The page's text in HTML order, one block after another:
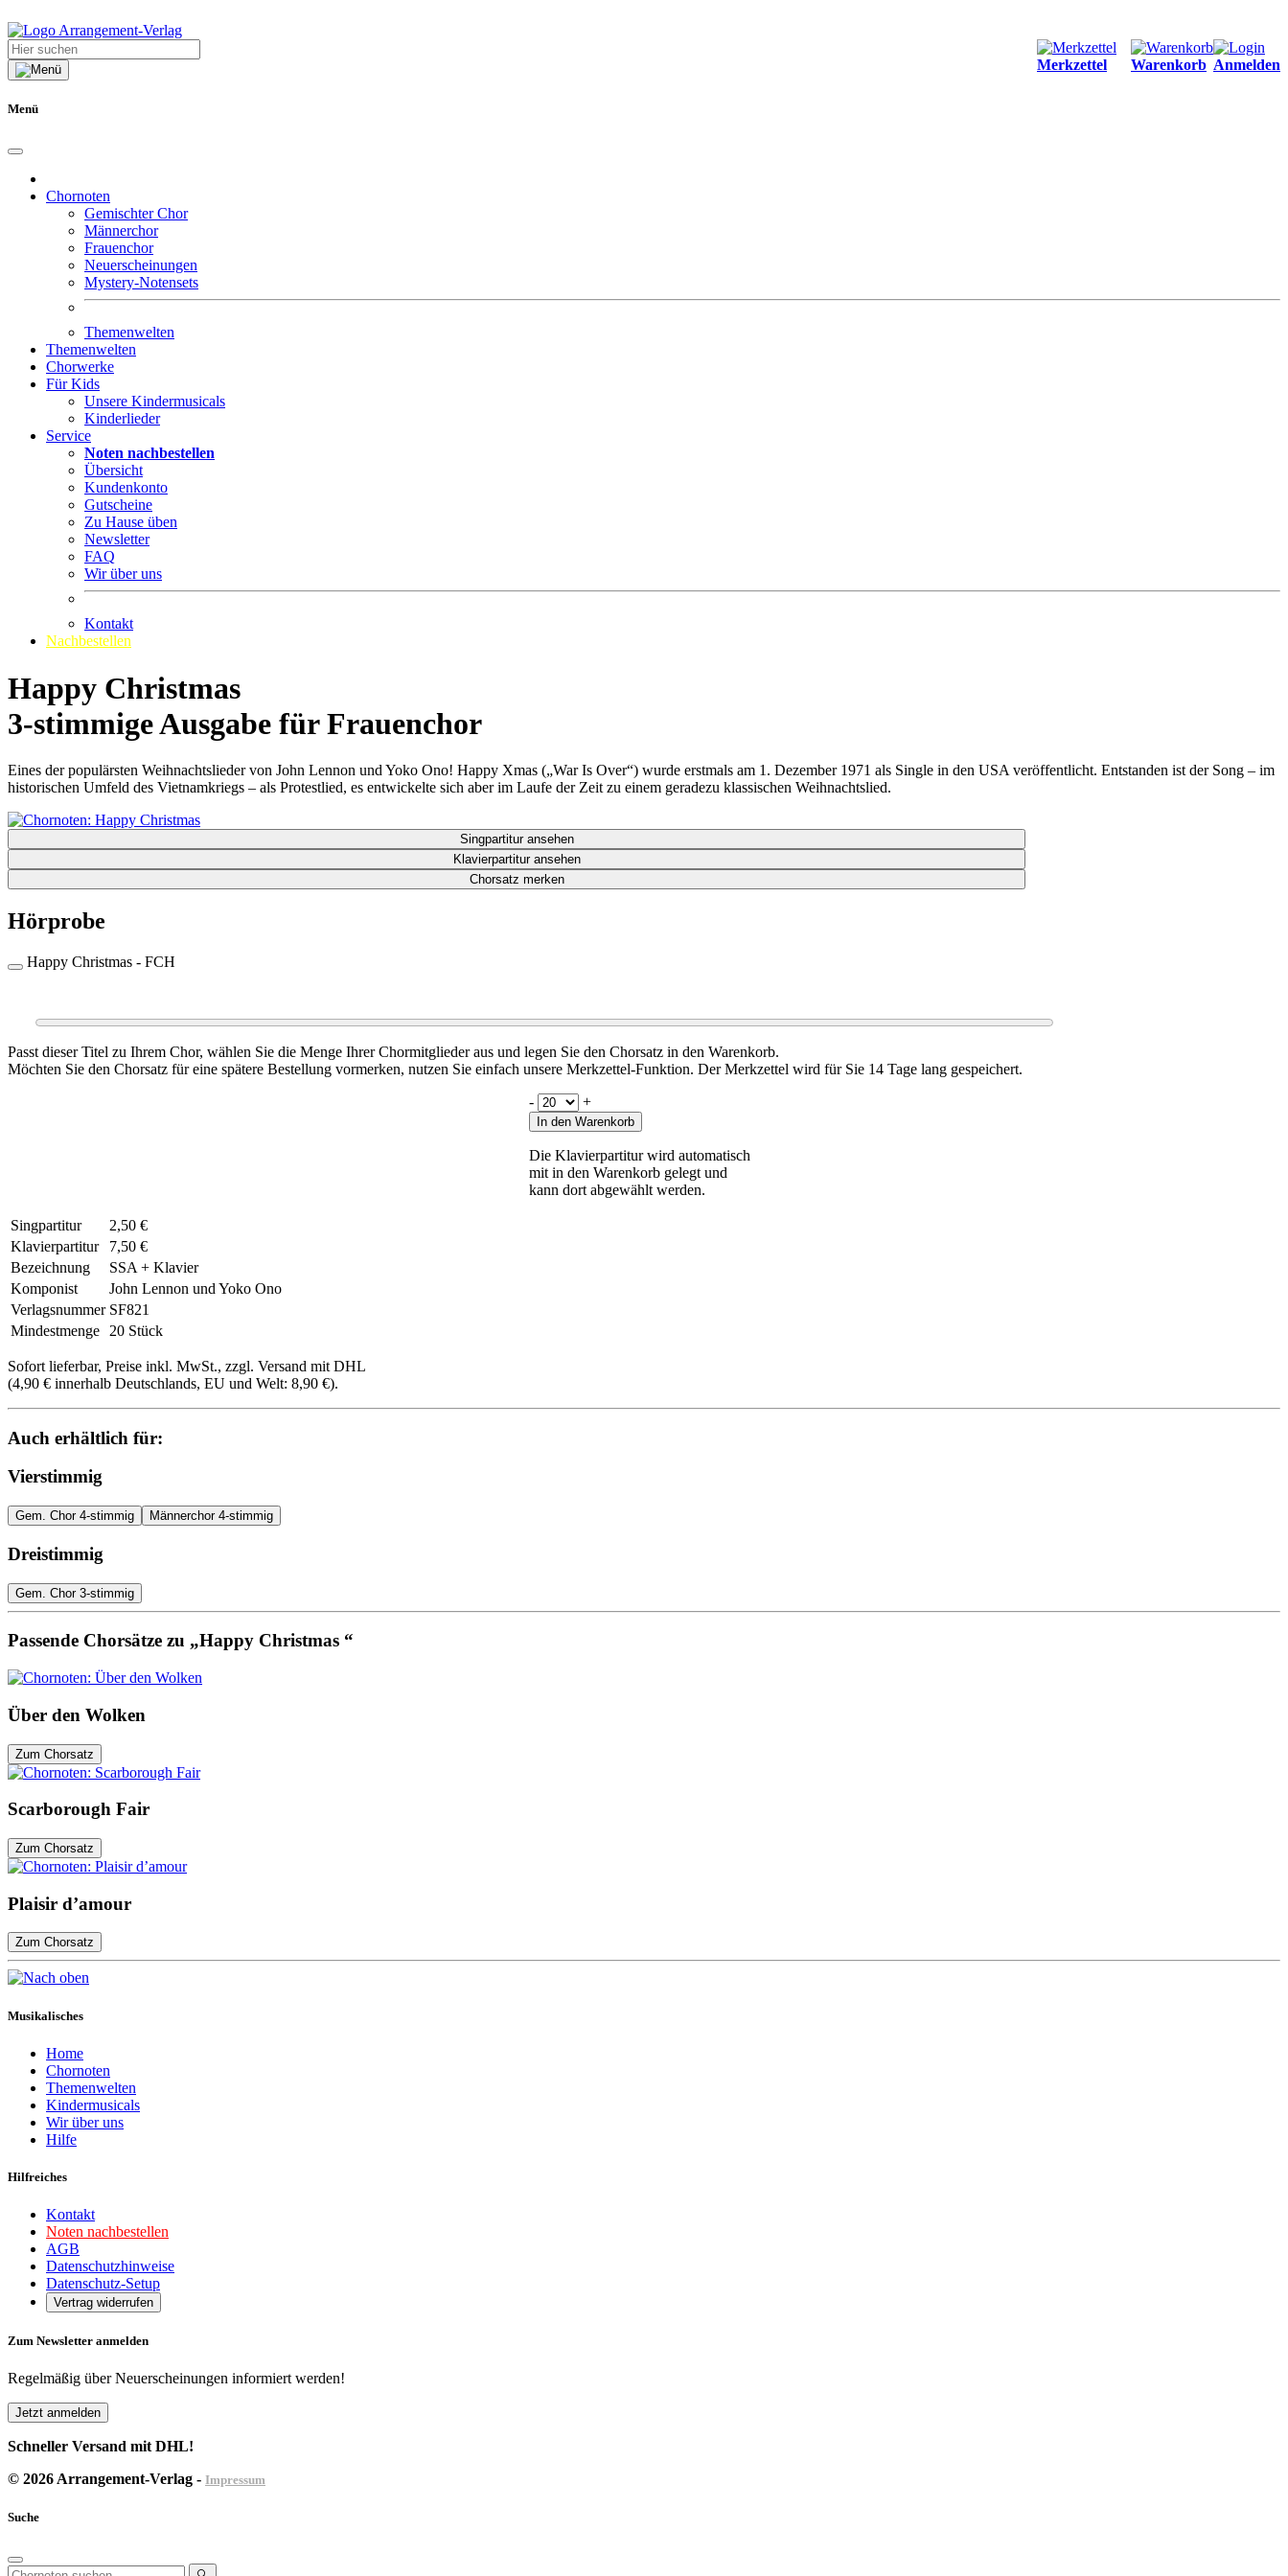
Anmelden
Warenkorb
Merkzettel
Menü
Chornoten
Gemischter Chor
Männerchor
Frauenchor
Neuerscheinungen
Mystery-Notensets
Themenwelten
Themenwelten
Chorwerke
Für Kids
Unsere Kindermusicals
Kinderlieder
Service
Noten nachbestellen
Übersicht
Kundenkonto
Gutscheine
Zu Hause üben
Newsletter
FAQ
Wir über uns
Kontakt
Nachbestellen
Happy Christmas
3-stimmige Ausgabe für Frauenchor
Eines der populärsten Weihnachtslieder von John Lennon und Yoko Ono! Happy Xmas („War Is Over“) wurde erstmals am 1. Dezember 1971 als Single in den USA veröffentlicht. Entstanden ist der Song – im
historischen Umfeld des Vietnamkriegs – als Protestlied, es entwickelte sich aber im Laufe der Zeit zu einem geradezu klassischen Weihnachtslied.
Singpartitur ansehen
Klavierpartitur ansehen
Chorsatz merken
Hörprobe
Happy Christmas - FCH
Passt dieser Titel zu Ihrem Chor, wählen Sie die Menge Ihrer Chormitglieder aus und legen Sie den Chorsatz in den Warenkorb.
Möchten Sie den Chorsatz für eine spätere Bestellung vormerken, nutzen Sie einfach unsere Merkzettel-Funktion. Der Merkzettel wird für Sie 14 Tage lang gespeichert.
-
+
In den Warenkorb
Die Klavierpartitur wird automatisch
mit in den Warenkorb gelegt und
kann dort abgewählt werden.
Singpartitur
2,50 €
Klavierpartitur
7,50 €
Bezeichnung
SSA + Klavier
Komponist
John Lennon und Yoko Ono
Verlagsnummer SF821
Mindestmenge
20 Stück
Sofort lieferbar, Preise inkl. MwSt., zzgl. Versand mit DHL
(4,90 € innerhalb Deutschlands, EU und Welt: 8,90 €).
Auch erhältlich für:
Vierstimmig
Gem. Chor 4-stimmig Männerchor 4-stimmig
Dreistimmig
Gem. Chor 3-stimmig
Passende Chorsätze zu „Happy Christmas “
Über den Wolken
Zum Chorsatz
Scarborough Fair
Zum Chorsatz
Plaisir d’amour
Zum Chorsatz
Musikalisches
Home
Chornoten
Themenwelten
Kindermusicals
Wir über uns
Hilfe
Hilfreiches
Kontakt
Noten nachbestellen
AGB
Datenschutzhinweise
Datenschutz-Setup
Vertrag widerrufen
Zum Newsletter anmelden
Regelmäßig über Neuerscheinungen informiert werden!
Jetzt anmelden
Schneller Versand mit DHL!
© 2026 Arrangement-Verlag - Impressum
Suche